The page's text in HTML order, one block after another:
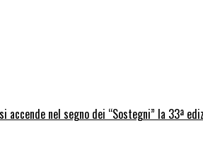
accende nel segno dei “Sostegni” la 33ª